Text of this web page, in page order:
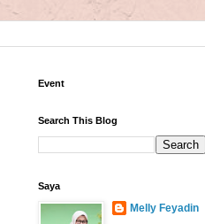
Event
Search This Blog
Saya
Melly Feyadin